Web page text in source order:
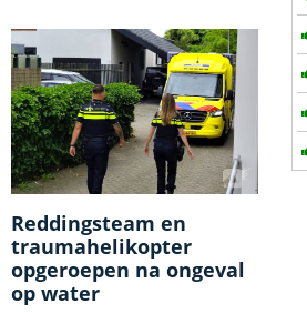
Reddingsteam en
traumahelikopter
opgeroepen na ongeval
op water